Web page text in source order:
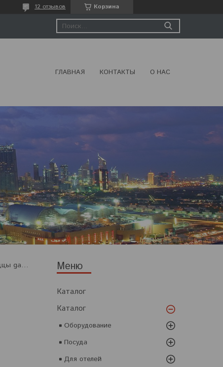
Корзина
12 отзывов
ГЛАВНАЯ КОНТАКТЫ О НАС
Каталог
Каталог
Оборудование
Посуда
Для отелей
Печь для пиццы gam md1+1